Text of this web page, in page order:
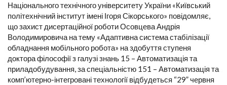
Національного технічного університету України «Київський
політехнічний інститут імені Ігоря Сікорського» повідомляє,
що захист дисертаційної роботи Осовцева Андрія
Володимировича на тему «Адаптивна система стабілізації
обладнання мобільного робота» на здобуття ступеня
доктора філософії з галузі знань 15 – Автоматизація та
приладобудування, за спеціальністю 151 – Автоматизація та
комп’ютерно-інтегровані технології відбудеться “29” червня